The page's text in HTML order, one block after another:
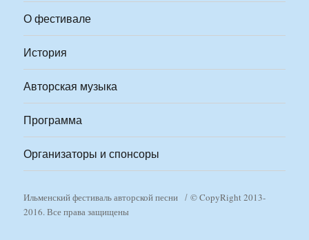
О фестивале
История
Авторская музыка
Программа
Организаторы и спонсоры
Ильменский фестиваль авторской песни
© CopyRight 2013-
2016. Все права защищены